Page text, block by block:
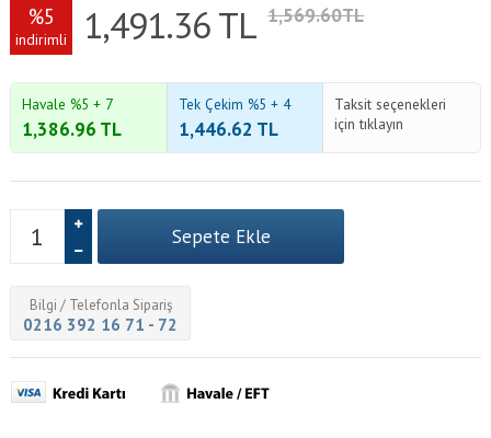
%5
indirimli 1,491.36TL 1,569.60TL
Havale %5 + 7
1,386.96 TL
Tek Çekim %5 + 4
1,446.62 TL
Taksit seçenekleri
için tıklayın
Bilgi / Telefonla Sipariş
0216 392 16 71 - 72